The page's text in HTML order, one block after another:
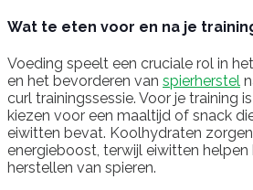
Wat te eten voor en na je
Voeding speelt een cruciale rol in
en het bevorderen van spierherstel
curl trainingssessie. Voor je training
kiezen voor een maaltijd of snack
eiwitten bevat. Koolhydraten
energieboost, terwijl eiwitten
herstellen van spieren.